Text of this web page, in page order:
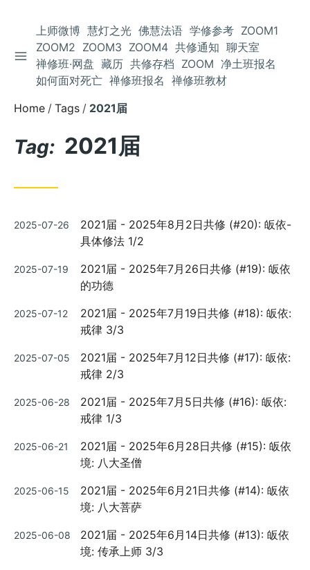
Skip
TOGGLE SIDEBAR
上师微博 慧灯之光 佛慧法语 学修参考 ZOOM1
ZOOM2 ZOOM3 ZOOM4 共修通知 聊天室
禅修班·网盘 藏历 共修存档 ZOOM 净土班报名
如何面对死亡 禅修班报名 禅修班教材
Home
Tags 2021届
Tag: 2021届
Posted
2025-07-26
2021届 - 2025年8月2日共修 (#20): 皈依-
具体修法 1/2
Posted
2025-07-19
2021届 - 2025年7月26日共修 (#19): 皈依
的功德
Posted
2025-07-12
2021届 - 2025年7月19日共修 (#18): 皈依:
戒律 3/3
Posted
2025-07-05
2021届 - 2025年7月12日共修 (#17): 皈依:
戒律 2/3
Posted
2025-06-28
2021届 - 2025年7月5日共修 (#16): 皈依:
戒律 1/3
Posted
2025-06-21
2021届 - 2025年6月28日共修 (#15): 皈依
境: 八大圣僧
Posted
2025-06-15
2021届 - 2025年6月21日共修 (#14): 皈依
境: 八大菩萨
Posted
2025-06-08
2021届 - 2025年6月14日共修 (#13): 皈依
境: 传承上师 3/3